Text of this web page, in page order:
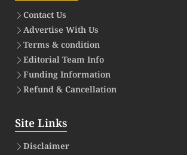
Contact Us
Advertise With Us
Terms & condition
Editorial Team Info
Funding Information
Refund & Cancellation
Site Links
Disclaimer